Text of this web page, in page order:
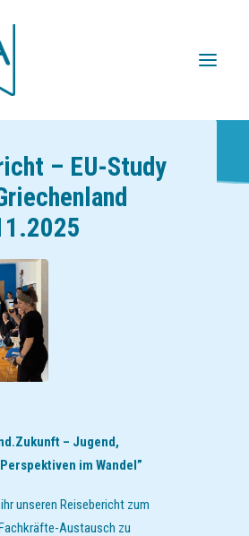
– EU-Study
– Jugend,
im Wandel”
unseren Reisebericht zum
Austausch zu